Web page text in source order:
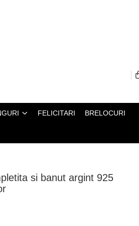
FELICITARI BRELOCURI
si banut argint 925